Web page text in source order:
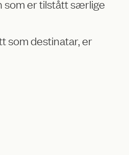
som er tilstått særlige
som destinatar, er